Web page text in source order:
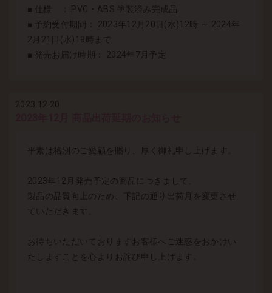
■ 仕様 ： PVC・ABS 塗装済み完成品
■ 予約受付期間： 2023年12月20日(水)12時 ～ 2024年
2月21日(水)19時まで
■ 発売お届け時期： 2024年7月予定
2023.12.20
平素は格別のご愛顧を賜り、厚く御礼申し上げます。
2023年12月発売予定の商品につきまして、
製品の品質向上のため、下記の通り出荷月を変更させ
ていただきます。
お待ちいただいておりますお客様へご迷惑をおかけい
たしますことを心よりお詫び申し上げます。